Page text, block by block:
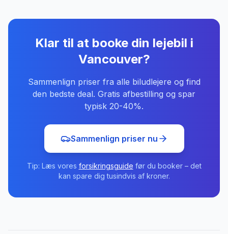
Klar til at booke din lejebil i
Vancouver?
Sammenlign priser fra alle biludlejere og find
den bedste deal. Gratis afbestilling og spar
typisk 20-40%.
Sammenlign priser nu
Tip: Læs vores forsikringsguide før du booker – det
kan spare dig tusindvis af kroner.